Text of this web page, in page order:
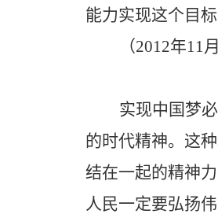
能力实现这个目
（2012年11
实现中国梦
的时代精神。这
结在一起的精神
人民一定要弘扬